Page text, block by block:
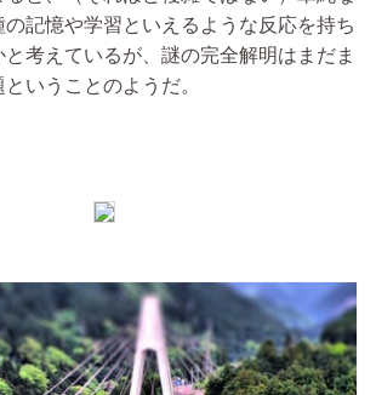
記憶や学習といえるような反応を持ち
考えているが、謎の完全解明はまだま
いうことのようだ。